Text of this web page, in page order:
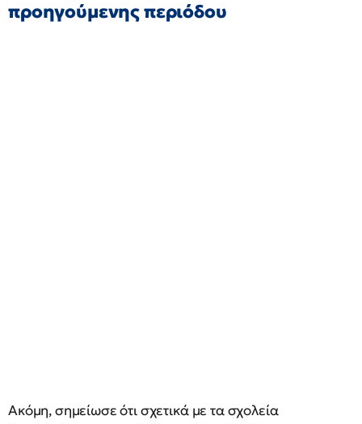
προηγούμενης περιόδου
Ακόμη, σημείωσε ότι σχετικά με τα σχολεία